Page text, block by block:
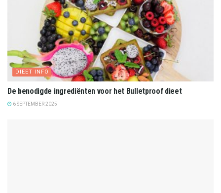
DIEET INFO
De benodigde ingrediënten voor het Bulletproof dieet
6 SEPTEMBER 2025